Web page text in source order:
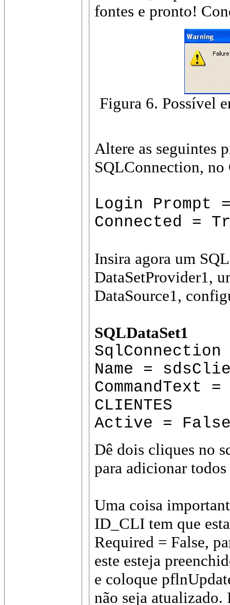
fontes e pronto!
Figura 6. Possível
Altere as seguintes
SQLConnection,
Login Prompt
Connected =
Insira agora um
DataSetProvider1,
DataSource1,
SQLDataSet1
SqlConnection
Name =
CLIENTES
Active =
Dê dois cliques no
para adicionar
Uma coisa
ID_CLI tem que
Required = False,
este esteja
e coloque
não seja atualizado.